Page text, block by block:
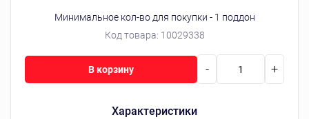
Код товара: 10029338
Минимальное кол-во для покупки - 1 поддон
Характеристики
- +
В корзину